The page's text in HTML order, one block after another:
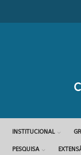
INSTITUCIONAL
PESQUISA